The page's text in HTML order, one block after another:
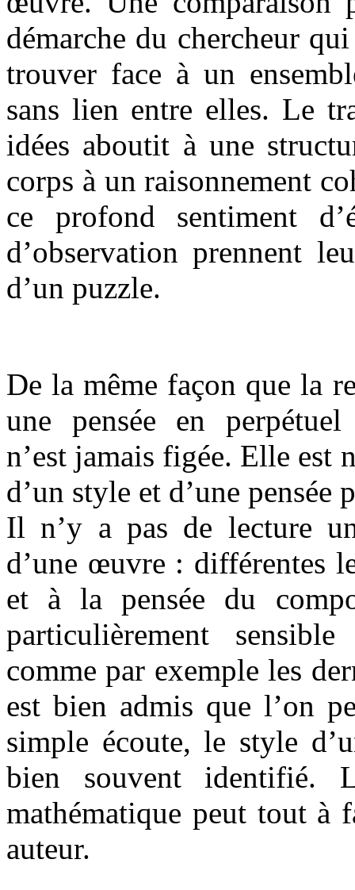
démarche du chercheur
trouver face à un
sans lien entre elles. Le
idées aboutit à une
corps à un raisonnement
ce profond sentiment
d’observation prennent
d’un puzzle.
De la même façon que la
une pensée en perpétuel
n’est jamais figée. Elle est
d’un style et d’une
Il n’y a pas de lecture
d’une œuvre : différentes
et à la pensée du
particulièrement
comme par exemple les
est bien admis que l’on
simple écoute, le style
bien souvent identifié.
mathématique peut tout à
auteur.